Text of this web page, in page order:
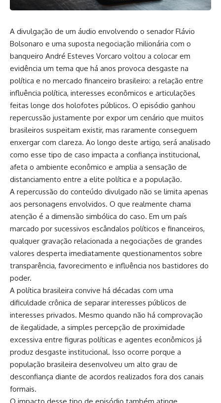
A divulgação de um áudio envolvendo o senador Flávio
Bolsonaro e uma suposta negociação milionária com o
banqueiro André Esteves Vorcaro voltou a colocar em
evidência um tema que há anos provoca desgaste na
política e no mercado financeiro brasileiro: a relação entre
influência política, interesses econômicos e articulações
feitas longe dos holofotes públicos. O episódio ganhou
repercussão justamente por expor um cenário que muitos
brasileiros suspeitam existir, mas raramente conseguem
enxergar com clareza. Ao longo deste artigo, será analisado
como esse tipo de caso impacta a confiança institucional,
afeta o ambiente econômico e amplia a sensação de
distanciamento entre a elite política e a população.
A repercussão do conteúdo divulgado não se limita apenas
aos personagens envolvidos. O que realmente chama
atenção é a dimensão simbólica do caso. Em um país
marcado por sucessivos escândalos políticos e financeiros,
qualquer gravação relacionada a negociações de grandes
valores desperta imediatamente questionamentos sobre
transparência, favorecimento e influência nos bastidores do
poder.
A política brasileira convive há décadas com uma
dificuldade crônica de separar interesses públicos de
interesses privados. Mesmo quando não há comprovação
de ilegalidade, a simples percepção de proximidade
excessiva entre figuras políticas e agentes econômicos já
produz desgaste institucional. Isso ocorre porque a
população brasileira desenvolveu um alto grau de
desconfiança diante de acordos realizados fora dos canais
formais.
O impacto desse tipo de episódio também atinge